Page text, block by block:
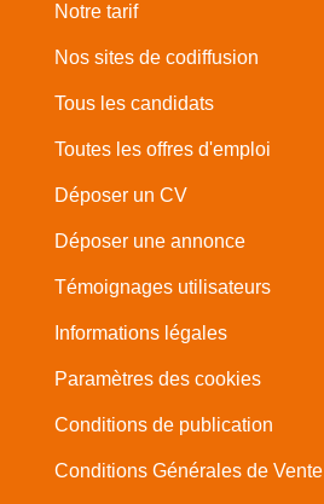
Notre tarif
Nos sites de codiffusion
Tous les candidats
Toutes les offres d'emploi
Déposer un CV
Déposer une annonce
Témoignages utilisateurs
Informations légales
Paramètres des cookies
Conditions de publication
Conditions Générales de Vente